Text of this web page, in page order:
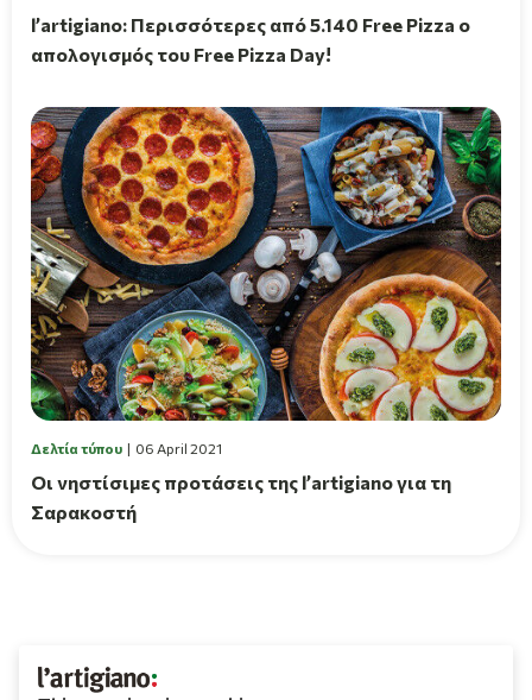
l’artigiano: Περισσότερες από 5.140 Free Pizza ο
απολογισμός του Free Pizza Day!
Δελτία τύπου 06 April 2021
Οι νηστίσιμες προτάσεις της l’artigiano για τη
Σαρακοστή